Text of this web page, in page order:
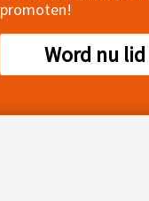
promoten!
Word nu lid